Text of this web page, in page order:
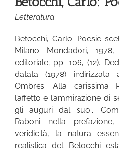
Letteratura
Betocchi, Carlo: Poesie
Milano, Mondadori,
editoriale; pp. 106, (12).
datata (1978) indirizzata
Ombres: Alla carissima
l’affetto e l’ammirazione
gli auguri dal suo...
Raboni nella
veridicità, la natura
realistica del Betocchi